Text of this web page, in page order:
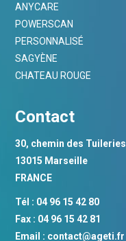
ANYCARE
POWERSCAN
PERSONNALISÉ
SAGYÈNE
CHATEAU ROUGE
Contact
30, chemin des Tuileries
13015 Marseille
FRANCE
Tél : 04 96 15 42 80
Fax : 04 96 15 42 81
Email : contact@ageti.fr